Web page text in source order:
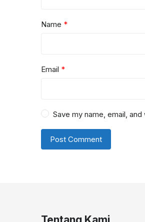
Name *
Email *
Save my name, email,